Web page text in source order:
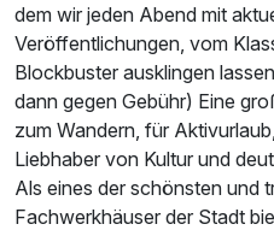
dem wir jeden Abend mit
Veröffentlichungen, vom
Blockbuster ausklingen
dann gegen Gebühr) Eine
zum Wandern, für
Liebhaber von Kultur und
Als eines der schönsten und
Fachwerkhäuser der Stadt